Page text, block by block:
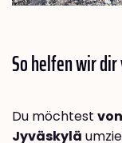
So helfen wir dir
Du möchtest
Jyväskylä